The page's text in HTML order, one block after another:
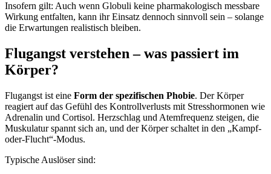
Insofern gilt: Auch wenn Globuli keine pharmakologisch messbare
Wirkung entfalten, kann ihr Einsatz dennoch sinnvoll sein – solange
die Erwartungen realistisch bleiben.
Flugangst verstehen – was passiert im
Körper?
Flugangst ist eine Form der spezifischen Phobie. Der Körper
reagiert auf das Gefühl des Kontrollverlusts mit Stresshormonen wie
Adrenalin und Cortisol. Herzschlag und Atemfrequenz steigen, die
Muskulatur spannt sich an, und der Körper schaltet in den „Kampf-
oder-Flucht“-Modus.
Typische Auslöser sind: